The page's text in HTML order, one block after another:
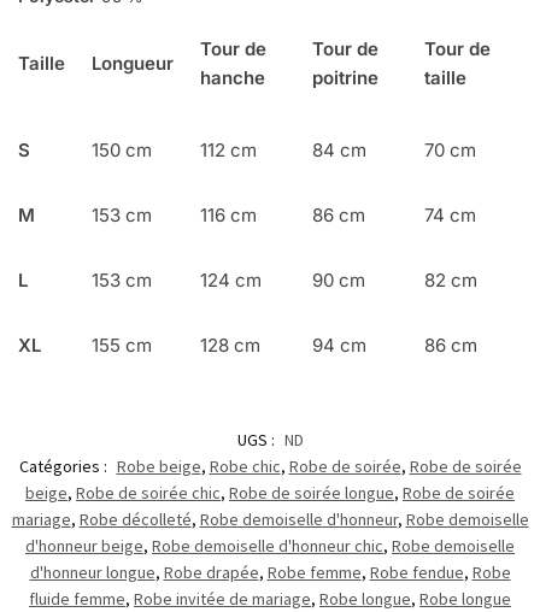
Taille Longueur
Tour de
hanche
Tour de
poitrine
Tour de
taille
S 150 cm 112 cm 84 cm 70 cm
M 153 cm 116 cm 86 cm 74 cm
L 153 cm 124 cm 90 cm 82 cm
XL 155 cm 128 cm 94 cm 86 cm
UGS : ND
Catégories : Robe beige, Robe chic, Robe de soirée, Robe de soirée
beige, Robe de soirée chic, Robe de soirée longue, Robe de soirée
mariage, Robe décolleté, Robe demoiselle d'honneur, Robe demoiselle
d'honneur beige, Robe demoiselle d'honneur chic, Robe demoiselle
d'honneur longue, Robe drapée, Robe femme, Robe fendue, Robe
fluide femme, Robe invitée de mariage, Robe longue, Robe longue